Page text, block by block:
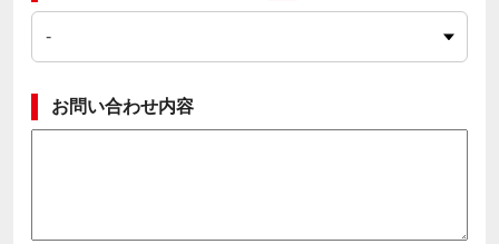
お問い合わせ内容